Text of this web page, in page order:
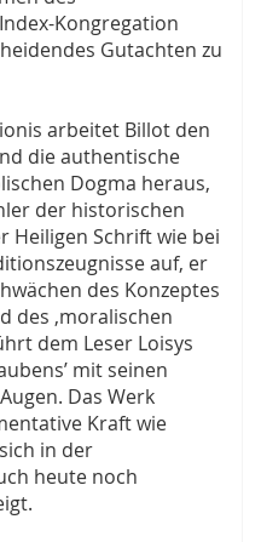
Kongregation
Gutachten zu
arbeitet Billot den
die authentische
Dogma heraus,
der historischen
Heiligen Schrift wie bei
auf, er
des Konzeptes
des ‚moralischen
dem Leser Loisys
mit seinen
Das Werk
Kraft wie
in der
heute noch